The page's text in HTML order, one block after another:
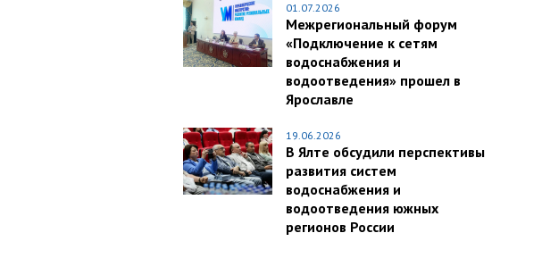
01.07.2026
Межрегиональный форум
«Подключение к сетям
водоснабжения и
водоотведения» прошел в
Ярославле
19.06.2026
В Ялте обсудили перспективы
развития систем
водоснабжения и
водоотведения южных
регионов России